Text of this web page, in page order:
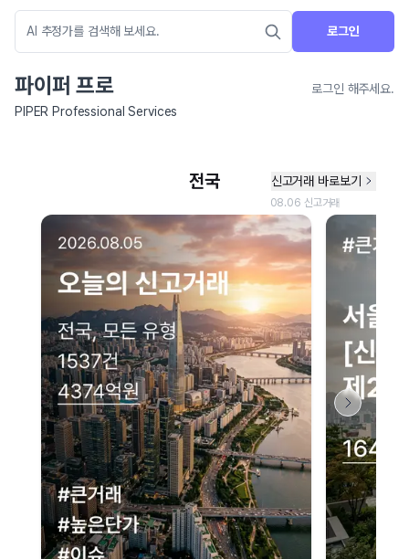
로그인
파이퍼 프로
로그인 해주세요.
PIPER Professional Services
네이버 지도 연결 안내
현재 네이버 지도 연결이 원활하지 않아 지도를 불러올 수 없습니다.
이용에 불편을 드려 죄송합니다.
다시 시도